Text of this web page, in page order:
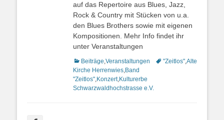
auf das Repertoire aus Blues, Jazz,
Rock & Country mit Stücken von u.a.
den Blues Brothers sowie mit eigenen
Kompositionen. Mehr Info findet ihr
unter Veranstaltungen
Kategorien
Beiträge,Veranstaltungen Schlagworte
"Zeitlos",Alte
Kirche Herrenwies,Band
"Zeitlos",Konzert,Kulturerbe
Schwarzwaldhochstrasse e.V.